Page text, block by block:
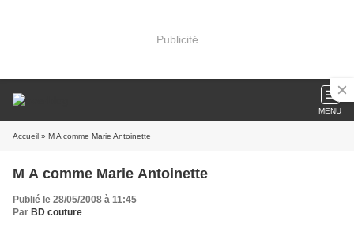
Publicité
MENU
Accueil » M A comme Marie Antoinette
M A comme Marie Antoinette
Publié le 28/05/2008 à 11:45
Par BD couture